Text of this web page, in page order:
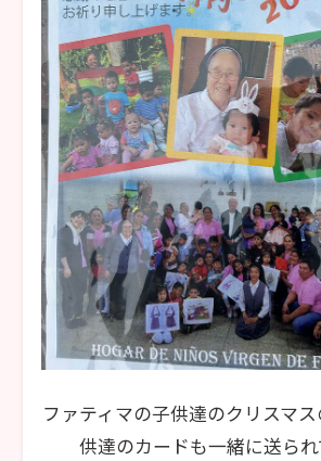
ファティマの子供達のクリスマ
供達のカードも一緒に送られ